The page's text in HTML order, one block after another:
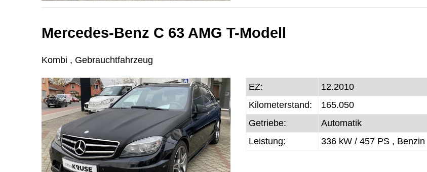
Mercedes-Benz C 63 AMG T-Modell
Kombi , Gebrauchtfahrzeug
EZ:
12.2010
Kilometerstand:
165.050
Getriebe:
Automatik
Leistung:
336 kW / 457 PS , Benzin